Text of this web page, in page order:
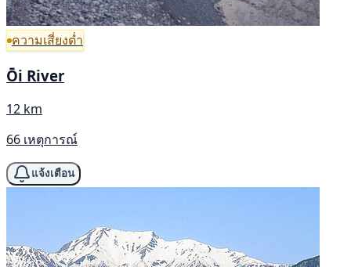
ความเสี่ยงต่ำ
Ōi River
12 km
66 เหตุการณ์
แจ้งเตือน